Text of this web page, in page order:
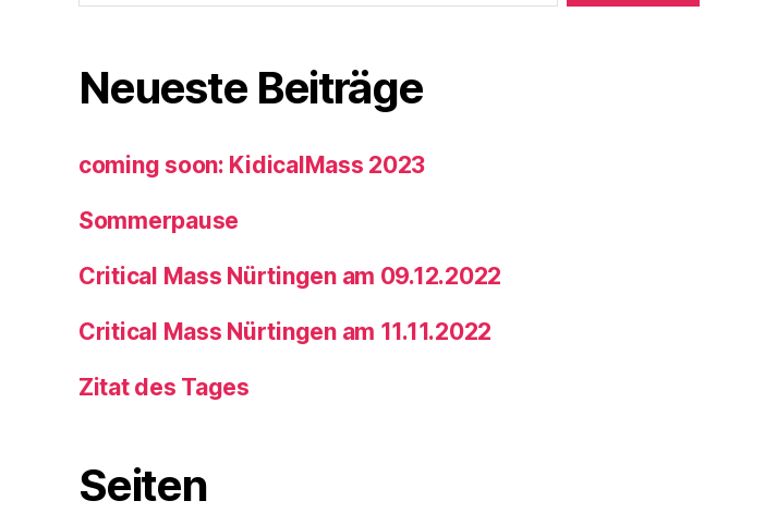
Neueste Beiträge
coming soon: KidicalMass 2023
Sommerpause
Critical Mass Nürtingen am 09.12.2022
Critical Mass Nürtingen am 11.11.2022
Zitat des Tages
Seiten